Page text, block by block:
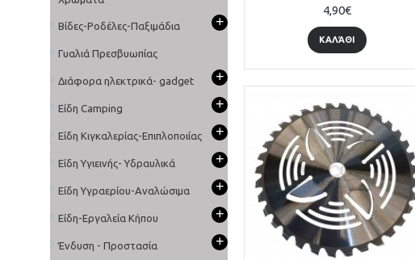
Βίδες-Ροδέλες-Παξιμάδια +
Γυαλιά Πρεσβυωπίας
Διάφορα ηλεκτρικά- gadget +
Είδη Camping +
Είδη Κιγκαλερίας-Επιπλοποιίας +
Είδη Υγιεινής- Υδραυλικά +
Είδη Υγραερίου-Αναλώσιμα +
Είδη-Εργαλεία Κήπου +
Ένδυση - Προστασία +
4,90€
ΚΑΛΆΘΙ